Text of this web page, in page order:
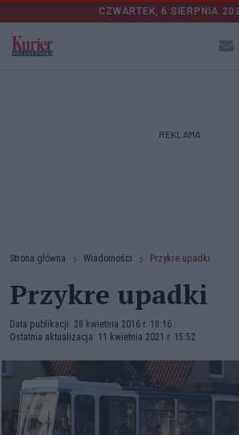
CZWARTEK, 6 SIERPNIA
REKLAMA
Strona główna Wiadomości Przykre upadki
Przykre upadki
Data publikacji: 28 kwietnia 2016 r. 18:16
Ostatnia aktualizacja: 11 kwietnia 2021 r. 15:52